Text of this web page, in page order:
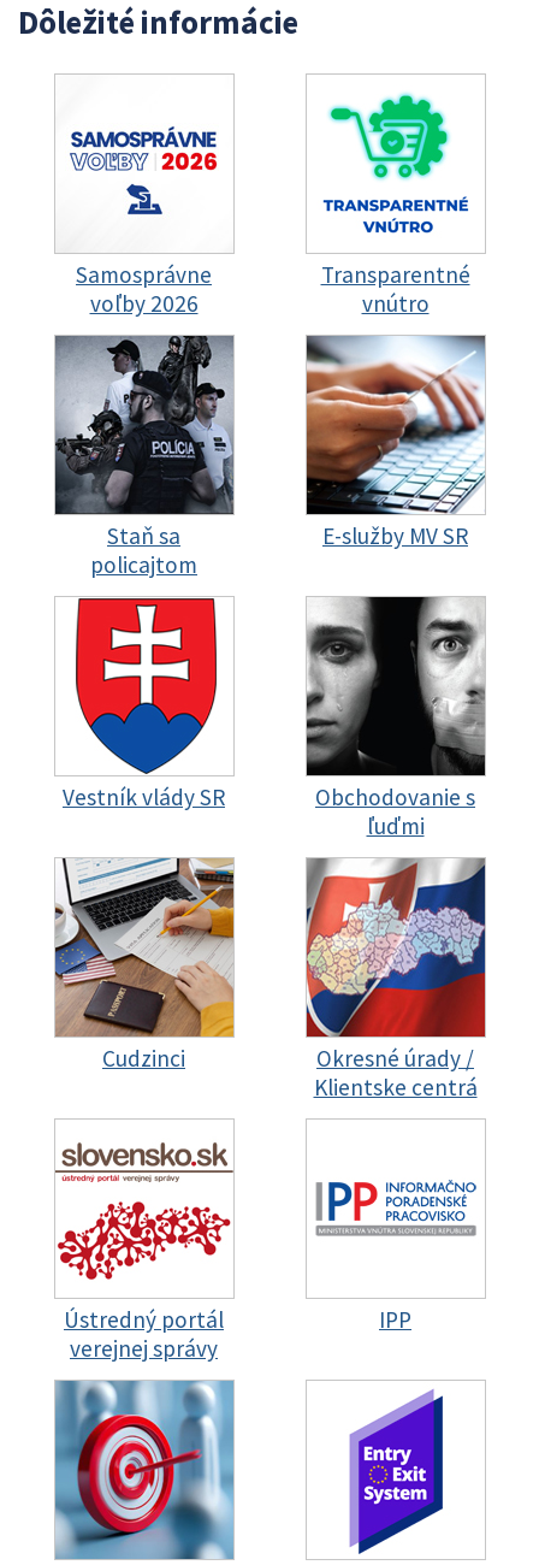
Dôležité informácie
Samosprávne
voľby 2026
Transparentné
vnútro
Staň sa
policajtom
E-služby MV SR
Vestník vlády SR
Obchodovanie s
ľuďmi
Cudzinci
Okresné úrady /
Klientske centrá
Ústredný portál
verejnej správy
IPP